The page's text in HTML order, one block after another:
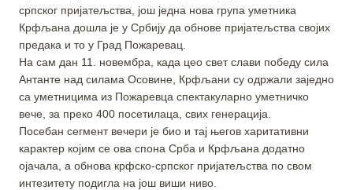
српског пријатељства, још једна нова група уметника
Крфљана дошла је у Србију да обнове пријатељства својих
предака и то у Град Пожаревац.
На сам дан 11. новембра, када цео свет слави победу сила
Антанте над силама Осовине, Крфљани су одржали заједно
са уметницима из Пожаревца спектакуларно уметничко
вече, за преко 400 посетилаца, свих генерација.
Посебан сегмент вечери је био и тај његов харитативни
карактер којим се ова спона Срба и Крфљана додатно
ојачала, а обнова крфско-српског пријатељства по свом
интезитету подигла на још виши ниво.